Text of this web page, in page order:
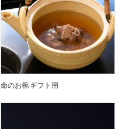
命のお椀 ギフト用